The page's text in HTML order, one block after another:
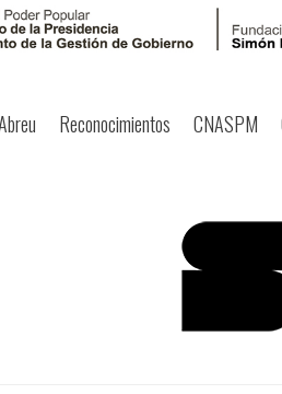
Reconocimientos CNASPM